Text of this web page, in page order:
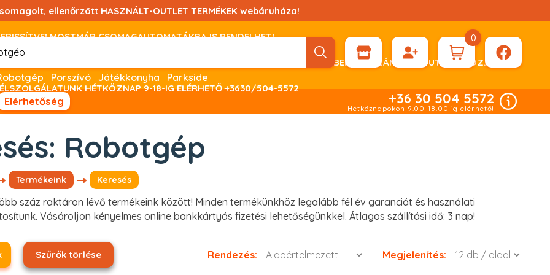
ellenőrzött HASZNÁLT-OUTLET TERMÉKEK webáruháza!
FRISSÍTVE! MOSTMÁR CSOMAGAUTOMATÁKBA IS RENDELHET!
ONLINE BANKKÁRTYÁVAL LEHETSÉGES, SZÜKSÉG ESETÉN KÉRHET DÍJBEKÉRŐ SZÁMLÁT ÁTUTALÁSHOZ.
HÉTKÖZNAP 9-18-IG ELÉRHETŐ +3630/504-5572
Porszívó Játékkonyha Parkside
0
Elérhetőség +36 30 504 5572
Hétköznapokon 9.00-18.00 ig elérhető!
Robotgép
Termékeink Keresés
száz raktáron lévő termékeink között! Minden termékünkhöz legalább fél év garanciát és használati
Vásároljon kényelmes online bankkártyás fizetési lehetőségünkkel. Átlagos szállítási idő: 3 nap!
Szűrők törlése Rendezés: Megjelenítés: